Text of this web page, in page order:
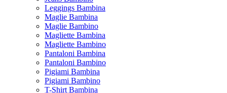
Leggings Bambina
Maglie Bambina
Maglie Bambino
Magliette Bambina
Magliette Bambino
Pantaloni Bambina
Pantaloni Bambino
Pigiami Bambina
Pigiami Bambino
T-Shirt Bambina